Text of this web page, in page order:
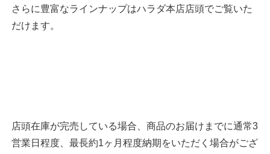
さらに豊富なラインナップはハラダ本店店頭でご覧いた
だけます。
店頭在庫が完売している場合、商品のお届けまでに通常3
営業日程度、最長約1ヶ月程度納期をいただく場合がござ